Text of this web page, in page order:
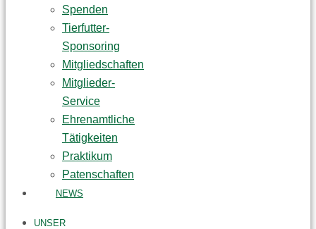
Spenden
Tierfutter-
Sponsoring
Mitgliedschaften
Mitglieder-
Service
Ehrenamtliche
Tätigkeiten
Praktikum
Patenschaften
NEWS
UNSER